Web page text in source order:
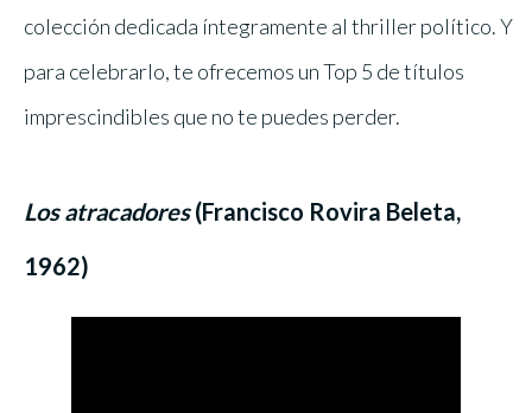
colección dedicada íntegramente al thriller político. Y
para celebrarlo, te ofrecemos un Top 5 de títulos
imprescindibles que no te puedes perder.
Los atracadores(Francisco Rovira Beleta,
1962)